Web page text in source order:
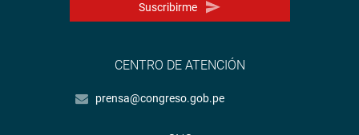
Suscribirme
CENTRO DE ATENCIÓN
prensa@congreso.gob.pe